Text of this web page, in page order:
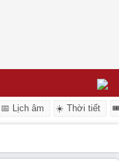
📅 Lịch âm ☀️ Thời tiết